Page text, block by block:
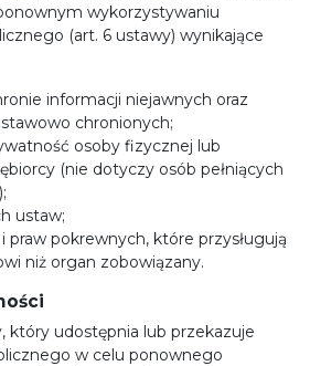
wykorzystywaniu
(art. 6 ustawy) wynikające
informacji niejawnych oraz
chronionych;
osoby fizycznej lub
(nie dotyczy osób pełniących
ustaw;
praw pokrewnych, które przysługują
niż organ zobowiązany.
który udostępnia lub przekazuje
w celu ponownego